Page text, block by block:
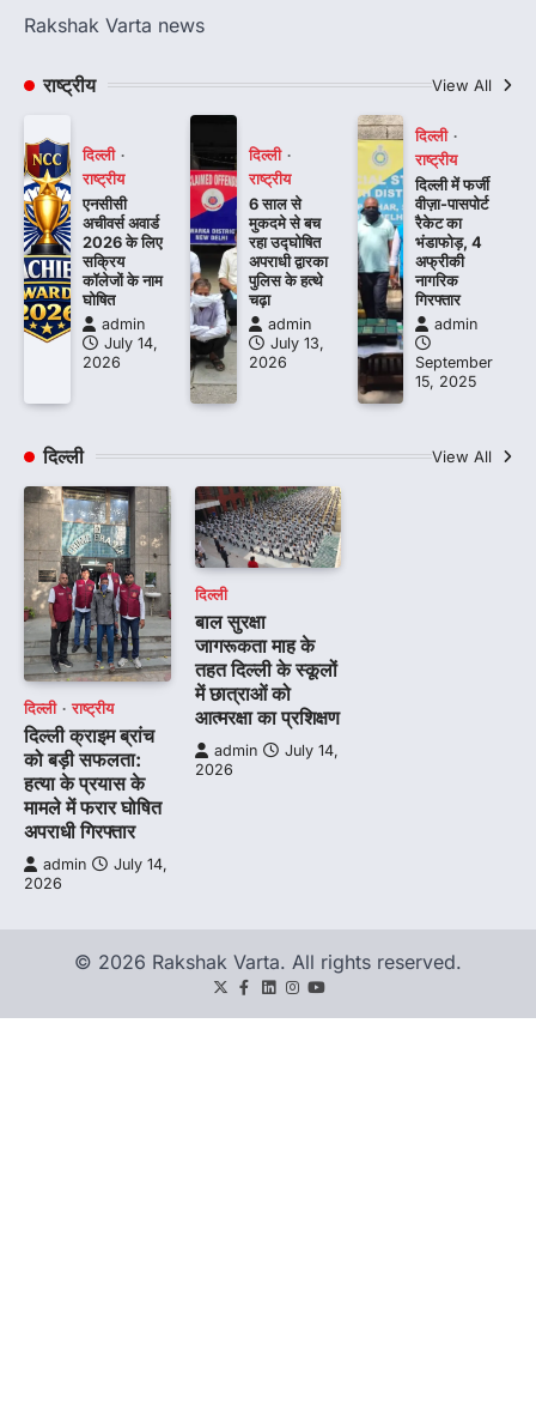
Rakshak Varta news
राष्ट्रीय View All
दिल्ली
राष्ट्रीय
एनसीसी
अचीवर्स अवार्ड
2026 के लिए
सक्रिय
कॉलेजों के नाम
घोषित
admin
July 14,
2026
दिल्ली
राष्ट्रीय
6 साल से
मुकदमे से बच
रहा उद्घोषित
अपराधी द्वारका
पुलिस के हत्थे
चढ़ा
admin
July 13,
2026
दिल्ली
राष्ट्रीय
दिल्ली में फर्जी
वीज़ा-पासपोर्ट
रैकेट का
भंडाफोड़, 4
अफ्रीकी
नागरिक
गिरफ्तार
admin
September
15, 2025
दिल्ली View All
दिल्ली राष्ट्रीय
दिल्ली क्राइम ब्रांच
को बड़ी सफलता:
हत्या के प्रयास के
मामले में फरार घोषित
अपराधी गिरफ्तार
admin
July 14,
2026
दिल्ली
बाल सुरक्षा
जागरूकता माह के
तहत दिल्ली के स्कूलों
में छात्राओं को
आत्मरक्षा का प्रशिक्षण
admin
July 14,
2026
© 2026 Rakshak Varta. All rights reserved.
TwitterFacebook
LinkedIn
Instagram
youtube